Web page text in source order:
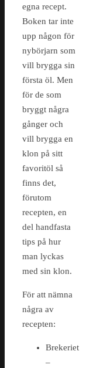
egna recept.
Boken tar inte
upp någon för
nybörjarn som
vill brygga sin
första öl. Men
för de som
bryggt några
gånger och
vill brygga en
klon på sitt
favoritöl så
finns det,
förutom
recepten, en
del handfasta
tips på hur
man lyckas
med sin klon.
För att nämna
några av
recepten:
Brekeriet
–